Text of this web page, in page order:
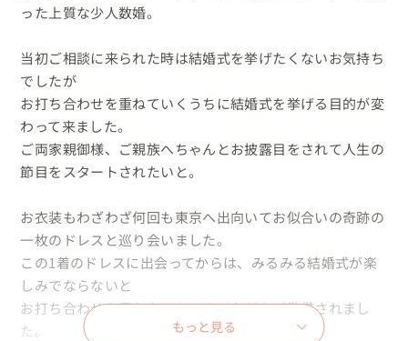
った上質な少人数婚。
当初ご相談に来られた時は結婚式を挙げたくないお気持ち
でしたが
お打ち合わせを重ねていくうちに結婚式を挙げる目的が変
わって来ました。
ご両家親御様、ご親族へちゃんとお披露目をされて人生の
節目をスタートされたいと。
お衣装もわざわざ何回も東京へ出向いてお似合いの奇跡の
一枚のドレスと巡り会いました。
この1着のドレスに出会ってからは、みるみる結婚式が楽
しみでならないと
お打ち合わせも目をキラキラさせながらご準備されまし
た。
もっと見る